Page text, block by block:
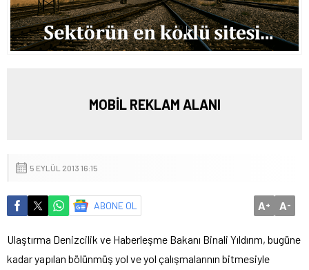
MOBİL REKLAM ALANI
5 EYLÜL 2013 16:15
ABONE OL A+ A-
Ulaştırma Denizcilik ve Haberleşme Bakanı Binali Yıldırım, bugüne
kadar yapılan bölünmüş yol ve yol çalışmalarının bitmesiyle